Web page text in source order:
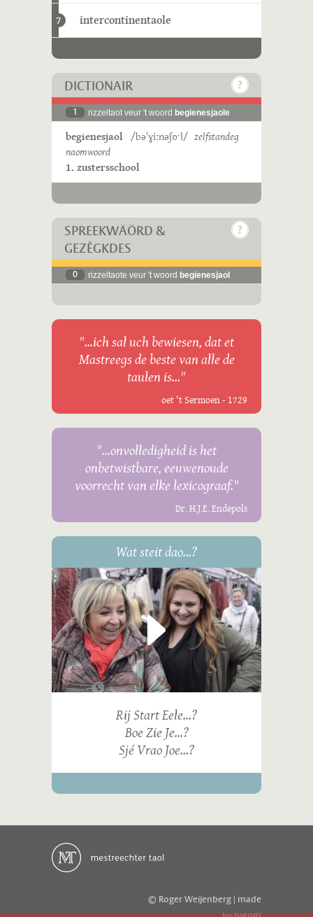
7 intercontinentaole
DICTIONAIR
1 rizzeltaot veur 't woord begienesjaole
begienesjaol /bəˈɣiːnəʃɒˑl/ zelfstandeg
naomwoord
1. zustersschool
SPREEKWÄÖRD &
GEZÈGKDES
0 rizzeltaote veur 't woord begienesjaol
"...ich sal uch bewiesen, dat et
Mastreegs de beste van alle de
taulen is..."
oet 't Sermoen - 1729
"...onvolledigheid is het
onbetwistbare, eeuwenoude
voorrecht van elke lexicograaf."
Dr. H.J.E. Endepols
Wat steit dao...?
Rij Start Eele...?
Boe Zie Je...?
Sjé Vrao Joe...?
© Roger Weijenberg | made